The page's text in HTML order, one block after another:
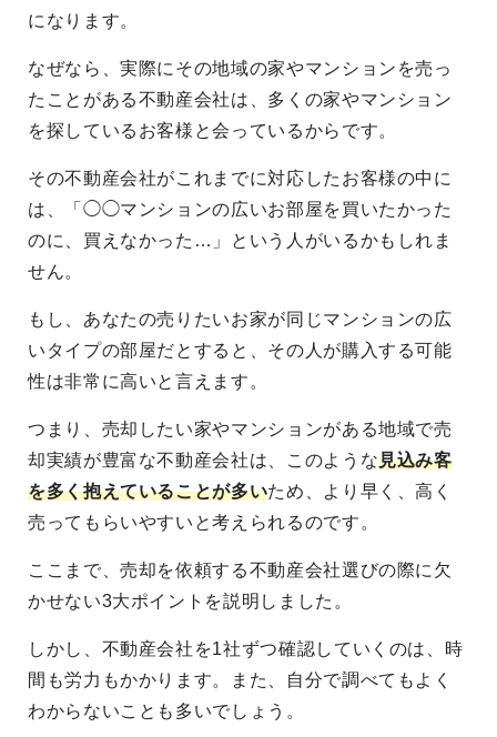
になります。
なぜなら、実際にその地域の家やマンションを売っ
たことがある不動産会社は、多くの家やマンション
を探しているお客様と会っているからです。
その不動産会社がこれまでに対応したお客様の中に
は、「◯◯マンションの広いお部屋を買いたかった
のに、買えなかった…」という人がいるかもしれま
せん。
もし、あなたの売りたいお家が同じマンションの広
いタイプの部屋だとすると、その人が購入する可能
性は非常に高いと言えます。
つまり、売却したい家やマンションがある地域で売
却実績が豊富な不動産会社は、このような見込み客
を多く抱えていることが多いため、より早く、高く
売ってもらいやすいと考えられるのです。
ここまで、売却を依頼する不動産会社選びの際に欠
かせない3大ポイントを説明しました。
しかし、不動産会社を1社ずつ確認していくのは、時
間も労力もかかります。また、自分で調べてもよく
わからないことも多いでしょう。